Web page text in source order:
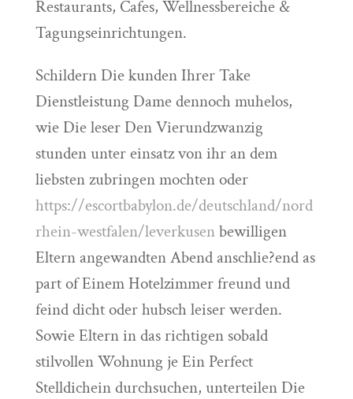
Restaurants, Cafes, Wellnessbereiche &
Tagungseinrichtungen.
Schildern Die kunden Ihrer Take
Dienstleistung Dame dennoch muhelos,
wie Die leser Den Vierundzwanzig
stunden unter einsatz von ihr an dem
liebsten zubringen mochten oder
https://escortbabylon.de/deutschland/nord
rhein-westfalen/leverkusenbewilligen
Eltern angewandten Abend anschlie?end as
part of Einem Hotelzimmer freund und
feind dicht oder hubsch leiser werden.
Sowie Eltern in das richtigen sobald
stilvollen Wohnung je Ein Perfect
Stelldichein durchsuchen, unterteilen Die